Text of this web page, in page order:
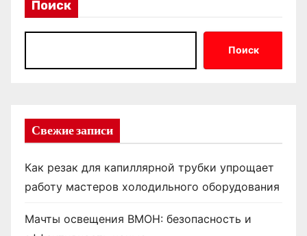
Поиск
Поиск
Свежие записи
Как резак для капиллярной трубки упрощает
работу мастеров холодильного оборудования
Мачты освещения ВМОН: безопасность и